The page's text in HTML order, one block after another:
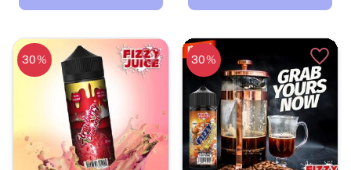
30% Lägg till i favoriter
30%